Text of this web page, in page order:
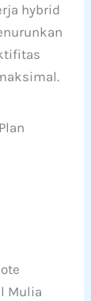
hybrid
Mulia